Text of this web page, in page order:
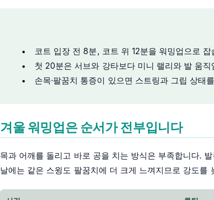
코트 입장 전 8분, 코트 위 12분을 워밍업으로 잡
첫 20분은 서브와 강타보다 미니 랠리와 발 움직
손목·팔꿈치 통증이 있으면 스트링과 그립 상태
겨울 워밍업은 순서가 전부입니다
목과 어깨를 돌리고 바로 공을 치는 방식은 부족합니다.
날에는 같은 스윙도 팔꿈치에 더 크게 느껴지므로 강도를